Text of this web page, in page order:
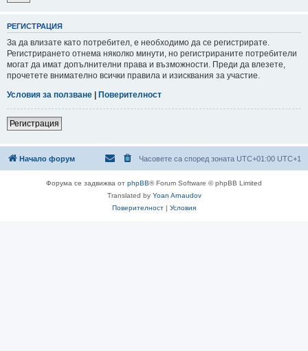
РЕГИСТРАЦИЯ
За да влизате като потребител, е необходимо да се регистрирате.
Регистрирането отнема няколко минути, но регистрираните потребители
могат да имат допълнителни права и възможности. Преди да влезете,
прочетете внимателно всички правила и изисквания за участие.
Условия за ползване | Поверителност
Регистрация
Начало форум Часовете са според зоната UTC+01:00 UTC+1
Форума се задвижва от phpBB® Forum Software © phpBB Limited
Translated by Yoan Arnaudov
Поверителност | Условия